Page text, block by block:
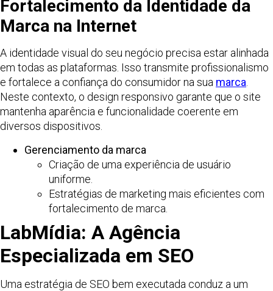
Fortalecimento da Identidade da
Marca na Internet
A identidade visual do seu negócio precisa estar alinhada
em todas as plataformas. Isso transmite profissionalismo
e fortalece a confiança do consumidor na sua marca.
Neste contexto, o design responsivo garante que o site
mantenha aparência e funcionalidade coerente em
diversos dispositivos.
Gerenciamento da marca
Criação de uma experiência de usuário
uniforme.
Estratégias de marketing mais eficientes com
fortalecimento de marca.
LabMídia: A Agência
Especializada em SEO
Uma estratégia de SEO bem executada conduz a um